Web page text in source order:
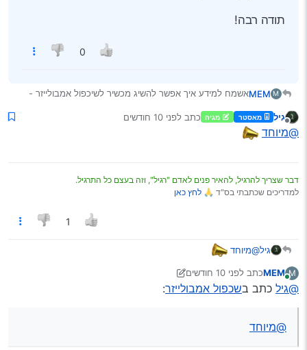
תודה רבה!
0
M
MEMאשמח למידע איך אפשר להשיג מכשיר לשיכפול אמבולייזר -
וכן אם יש קישור לצ’יפים [הזמנתי מפתח ללא צ’יפ כך שאני זקוק
גם לזה].
תודה רבה!
מנותק
גיל מאסטר מגיה כתבלפני 10 חודשים
נערך לאחרונה על ידי
@מיוחד
דבר שצריך להרגיל, להאיר פנים לאדם "רגיל", וזה בעצם כל התרגיל.
למדריכים שכתבתי בס"ד 🙏 לחץ כאן
1
גיל@מיוחד
M
מחובר
MEMכתב לפני 10 חודשים
נערך לאחרונה על ידי יוני
@גיל כתב בשכפול אמבולייזר:
@מיוחד